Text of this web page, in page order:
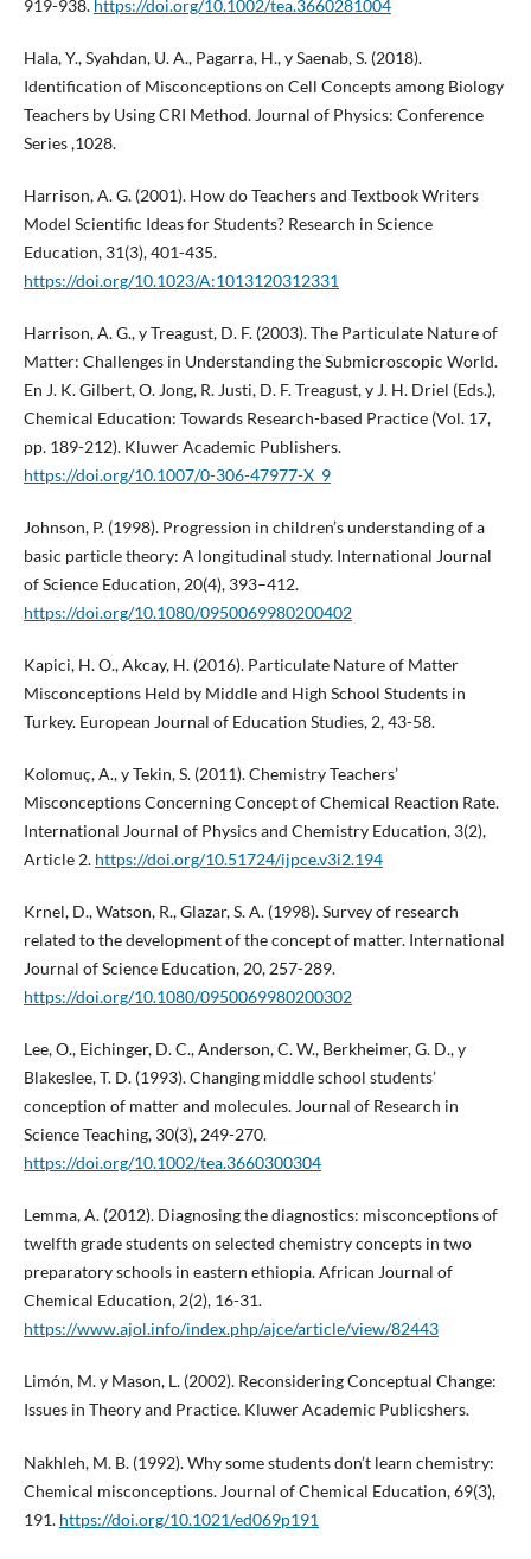
919-938. https://doi.org/10.1002/tea.3660281004
Hala, Y., Syahdan, U. A., Pagarra, H., y Saenab, S. (2018).
Identification of Misconceptions on Cell Concepts among Biology
Teachers by Using CRI Method. Journal of Physics: Conference
Series ,1028.
Harrison, A. G. (2001). How do Teachers and Textbook Writers
Model Scientific Ideas for Students? Research in Science
Education, 31(3), 401-435.
https://doi.org/10.1023/A:1013120312331
Harrison, A. G., y Treagust, D. F. (2003). The Particulate Nature of
Matter: Challenges in Understanding the Submicroscopic World.
En J. K. Gilbert, O. Jong, R. Justi, D. F. Treagust, y J. H. Driel (Eds.),
Chemical Education: Towards Research-based Practice (Vol. 17,
pp. 189-212). Kluwer Academic Publishers.
https://doi.org/10.1007/0-306-47977-X_9
Johnson, P. (1998). Progression in children’s understanding of a
basic particle theory: A longitudinal study. International Journal
of Science Education, 20(4), 393–412.
https://doi.org/10.1080/0950069980200402
Kapici, H. O., Akcay, H. (2016). Particulate Nature of Matter
Misconceptions Held by Middle and High School Students in
Turkey. European Journal of Education Studies, 2, 43-58.
Kolomuç, A., y Tekin, S. (2011). Chemistry Teachers’
Misconceptions Concerning Concept of Chemical Reaction Rate.
International Journal of Physics and Chemistry Education, 3(2),
Article 2. https://doi.org/10.51724/ijpce.v3i2.194
Krnel, D., Watson, R., Glazar, S. A. (1998). Survey of research
related to the development of the concept of matter. International
Journal of Science Education, 20, 257-289.
https://doi.org/10.1080/0950069980200302
Lee, O., Eichinger, D. C., Anderson, C. W., Berkheimer, G. D., y
Blakeslee, T. D. (1993). Changing middle school students’
conception of matter and molecules. Journal of Research in
Science Teaching, 30(3), 249-270.
https://doi.org/10.1002/tea.3660300304
Lemma, A. (2012). Diagnosing the diagnostics: misconceptions of
twelfth grade students on selected chemistry concepts in two
preparatory schools in eastern ethiopia. African Journal of
Chemical Education, 2(2), 16-31.
https://www.ajol.info/index.php/ajce/article/view/82443
Limón, M. y Mason, L. (2002). Reconsidering Conceptual Change:
Issues in Theory and Practice. Kluwer Academic Publicshers.
Nakhleh, M. B. (1992). Why some students don’t learn chemistry:
Chemical misconceptions. Journal of Chemical Education, 69(3),
191. https://doi.org/10.1021/ed069p191